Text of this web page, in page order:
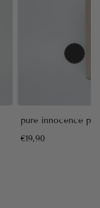
pure innocence
€19,90